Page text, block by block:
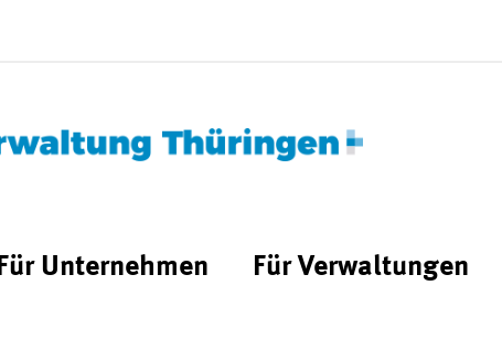
Für Unternehmen Für Verwaltungen